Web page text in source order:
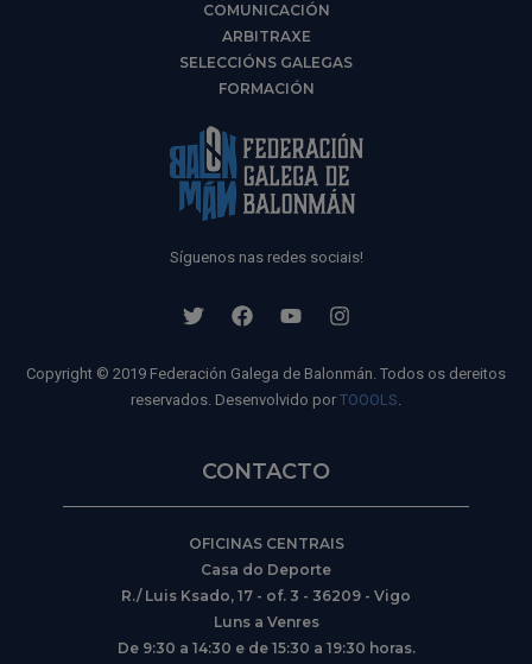
COMUNICACIÓN
ARBITRAXE
SELECCIÓNS GALEGAS
FORMACIÓN
Síguenos nas redes sociais!
Copyright © 2019 Federación Galega de Balonmán. Todos os dereitos
reservados. Desenvolvido por TOOOLS.
CONTACTO
OFICINAS CENTRAIS
Casa do Deporte
R./ Luis Ksado, 17 - of. 3 - 36209 - Vigo
Luns a Venres
De 9:30 a 14:30 e de 15:30 a 19:30 horas.